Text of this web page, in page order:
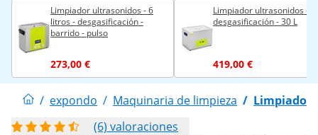
Limpiador ultrasonidos - 6
litros - desgasificación -
barrido - pulso
273,00 €
Limpiador ultrasonidos -
desgasificación - 30 L
419,00 €
/ expondo / Maquinaria de limpieza / Limpiador
(6) valoraciones